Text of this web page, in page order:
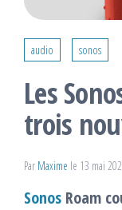
audio sonos
Les
trois
Par Maxime le 13 mai
Sonos Roam